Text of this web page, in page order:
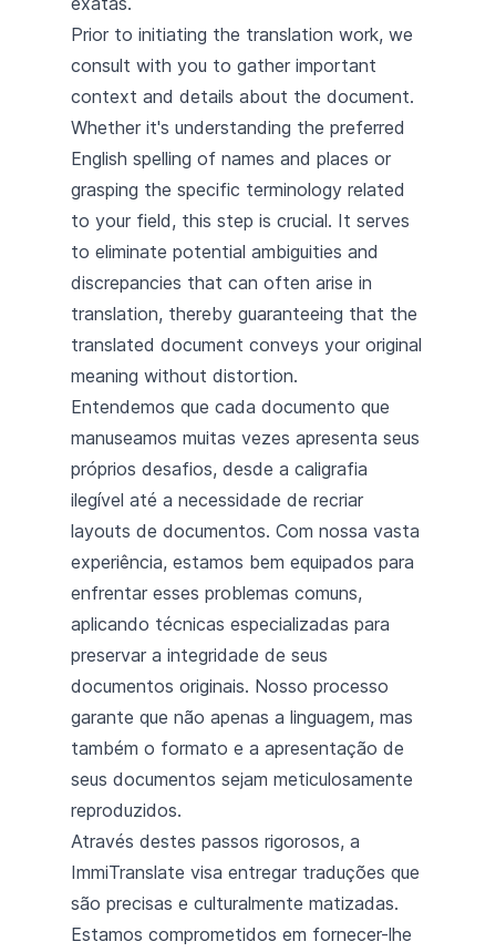
Prior to initiating the translation work, we
consult with you to gather important
context and details about the document.
Whether it's understanding the preferred
English spelling of names and places or
grasping the specific terminology related
to your field, this step is crucial. It serves
to eliminate potential ambiguities and
discrepancies that can often arise in
translation, thereby guaranteeing that the
translated document conveys your original
meaning without distortion.
Entendemos que cada documento que
manuseamos muitas vezes apresenta seus
próprios desafios, desde a caligrafia
ilegível até a necessidade de recriar
layouts de documentos. Com nossa vasta
experiência, estamos bem equipados para
enfrentar esses problemas comuns,
aplicando técnicas especializadas para
preservar a integridade de seus
documentos originais. Nosso processo
garante que não apenas a linguagem, mas
também o formato e a apresentação de
seus documentos sejam meticulosamente
reproduzidos.
Através destes passos rigorosos, a
ImmiTranslate visa entregar traduções que
são precisas e culturalmente matizadas.
Estamos comprometidos em fornecer-lhe